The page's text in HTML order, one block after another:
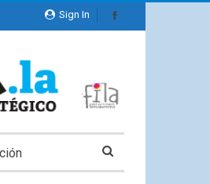
Sign In